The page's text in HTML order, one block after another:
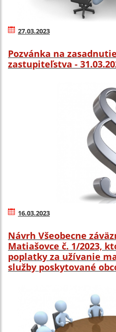
27.03.2023
Pozvánka na
zastupiteľstva -
16.03.2023
Návrh Všeobecne
Matiašovce č. 1/2023,
poplatky za užívanie
služby poskytované